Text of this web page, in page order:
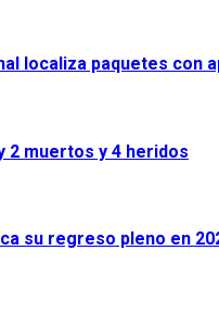
localiza paquetes con
2 muertos y 4 heridos
su regreso pleno en